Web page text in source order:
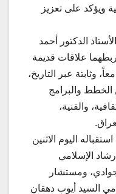
ويؤكد على تعزيز
الدكتور أحمد
علاقات قديمة
وثابتة عبر التاريخ،
الخطط والبرامج
والفنية،
اليوم الاثنين
الإسلامي
ومستشار
السيد أيوب دهقان